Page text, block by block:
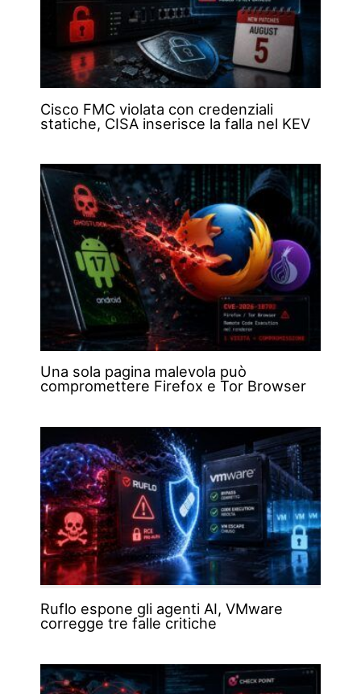
Cisco FMC violata con credenziali
statiche, CISA inserisce la falla nel KEV
Una sola pagina malevola può
compromettere Firefox e Tor Browser
Ruflo espone gli agenti AI, VMware
corregge tre falle critiche